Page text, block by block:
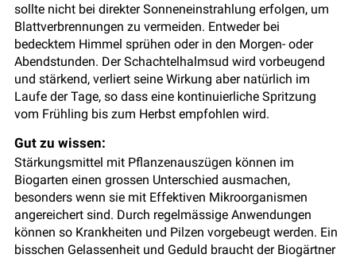
sollte nicht bei direkter Sonneneinstrahlung erfolgen, um
Blattverbrennungen zu vermeiden. Entweder bei
bedecktem Himmel sprühen oder in den Morgen- oder
Abendstunden. Der Schachtelhalmsud wird vorbeugend
und stärkend, verliert seine Wirkung aber natürlich im
Laufe der Tage, so dass eine kontinuierliche Spritzung
vom Frühling bis zum Herbst empfohlen wird.
Gut zu wissen:
Stärkungsmittel mit Pflanzenauszügen können im
Biogarten einen grossen Unterschied ausmachen,
besonders wenn sie mit Effektiven Mikroorganismen
angereichert sind. Durch regelmässige Anwendungen
können so Krankheiten und Pilzen vorgebeugt werden. Ein
bisschen Gelassenheit und Geduld braucht der Biogärtner